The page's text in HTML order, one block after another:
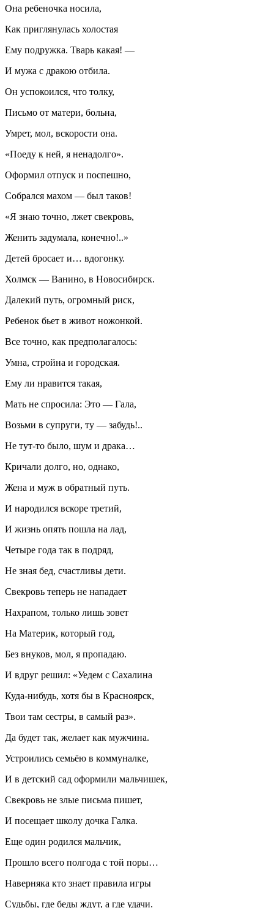
Она ребеночка носила,
Как приглянулась холостая
Ему подружка. Тварь какая! —
И мужа с дракою отбила.
Он успокоился, что толку,
Письмо от матери, больна,
Умрет, мол, вскорости она.
«Поеду к ней, я ненадолго».
Оформил отпуск и поспешно,
Собрался махом — был таков!
«Я знаю точно, лжет свекровь,
Женить задумала, конечно!..»
Детей бросает и… вдогонку.
Холмск — Ванино, в Новосибирск.
Далекий путь, огромный риск,
Ребенок бьет в живот ножонкой.
Все точно, как предполагалось:
Умна, стройна и городская.
Ему ли нравится такая,
Мать не спросила: Это — Гала,
Возьми в супруги, ту — забудь!..
Не тут-то было, шум и драка…
Кричали долго, но, однако,
Жена и муж в обратный путь.
И народился вскоре третий,
И жизнь опять пошла на лад,
Четыре года так в подряд,
Не зная бед, счастливы дети.
Свекровь теперь не нападает
Нахрапом, только лишь зовет
На Материк, который год,
Без внуков, мол, я пропадаю.
И вдруг решил: «Уедем с Сахалина
Куда-нибудь, хотя бы в Красноярск,
Твои там сестры, в самый раз».
Да будет так, желает как мужчина.
Устроились семьёю в коммуналке,
И в детский сад оформили мальчишек,
Свекровь не злые письма пишет,
И посещает школу дочка Галка.
Еще один родился мальчик,
Прошло всего полгода с той поры…
Наверняка кто знает правила игры
Судьбы, где беды ждут, а где удачи.